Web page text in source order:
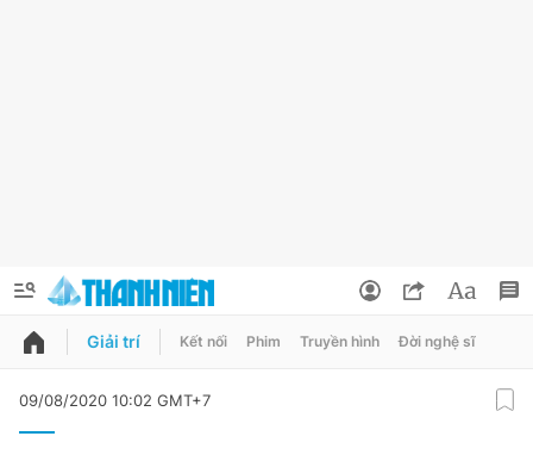
QUẢNG CÁO
Giải trí Kết nối Phim Truyền hình Đời nghệ sĩ
09/08/2020 10:02 GMT+7